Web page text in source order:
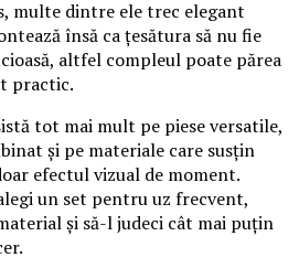
multe dintre ele trec elegant
însă ca țesătura să nu fie
altfel compleul poate părea
practic.
tot mai mult pe piese versatile,
și pe materiale care susțin
efectul vizual de moment.
un set pentru uz frecvent,
și să-l judeci cât mai puțin